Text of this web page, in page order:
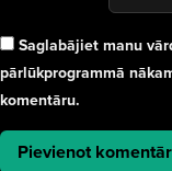
Saglabājiet manu
pārlūkprogrammā
komentāru.